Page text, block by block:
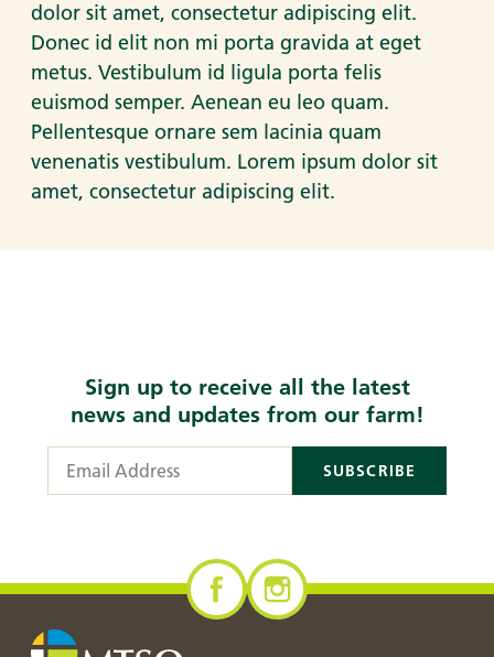
dolor sit amet, consectetur adipiscing elit.
Donec id elit non mi porta gravida at eget
metus. Vestibulum id ligula porta felis
euismod semper. Aenean eu leo quam.
Pellentesque ornare sem lacinia quam
venenatis vestibulum. Lorem ipsum dolor sit
amet, consectetur adipiscing elit.
Sign up to receive all the latest
news and updates from our farm!
Email Address